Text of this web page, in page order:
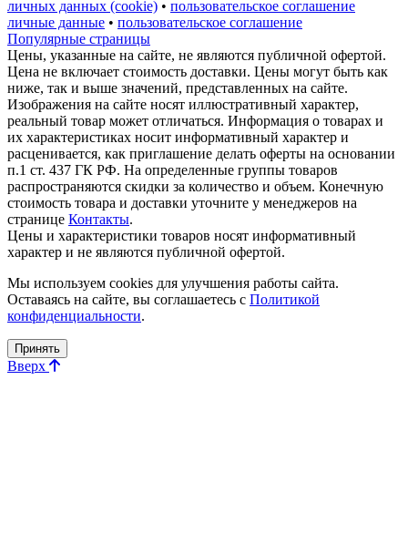
личных данных (cookie) • пользовательское соглашение
личные данные • пользовательское соглашение
Популярные страницы
Цены, указанные на сайте, не являются публичной офертой.
Цена не включает стоимость доставки. Цены могут быть как
ниже, так и выше значений, представленных на сайте.
Изображения на сайте носят иллюстративный характер,
реальный товар может отличаться. Информация о товарах и
их характеристиках носит информативный характер и
расценивается, как приглашение делать оферты на основании
п.1 ст. 437 ГК РФ. На определенные группы товаров
распространяются скидки за количество и объем. Конечную
стоимость товара и доставки уточните у менеджеров на
странице Контакты.
Цены и характеристики товаров носят информативный
характер и не являются публичной офертой.
Мы используем cookies для улучшения работы сайта.
Оставаясь на сайте, вы соглашаетесь с Политикой
конфиденциальности.
Принять
Вверх